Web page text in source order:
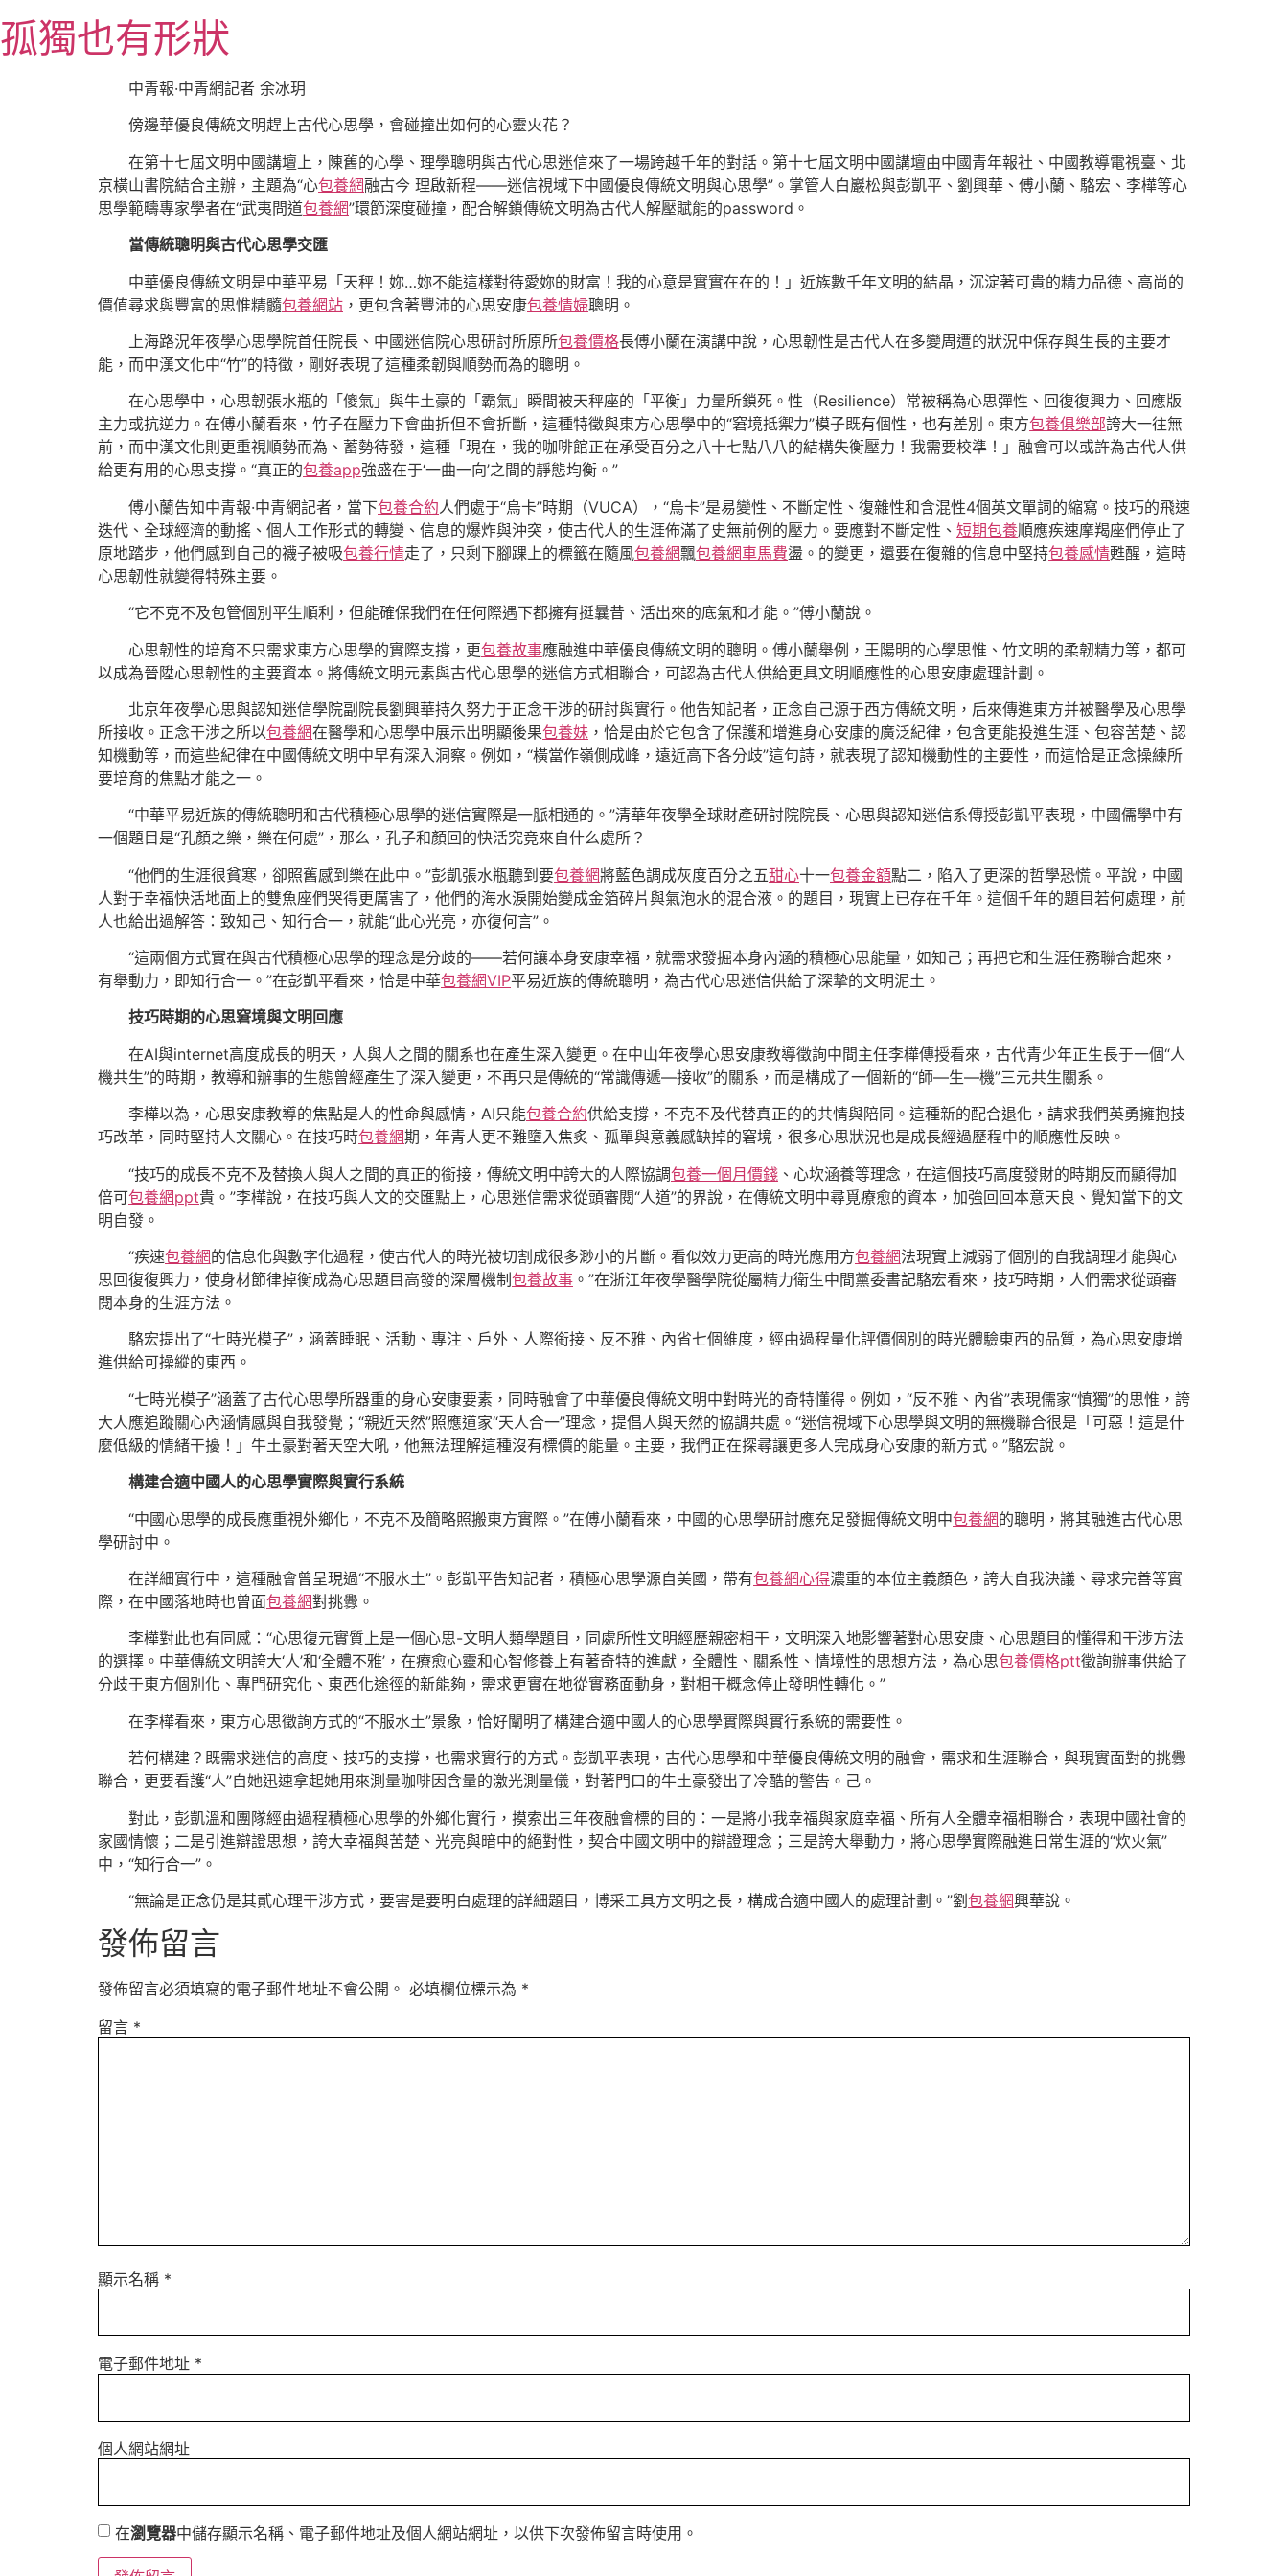
至
主
孤獨也有形狀
中青報·中青網記者 余冰玥
傍邊華優良傳統文明趕上古代心思學，會碰撞出如何的心靈火花？
在第十七屆文明中國講壇上，陳舊的心學、理學聰明與古代心思迷信來了一場跨越千年的對話。第十七屆文明中國講壇由中國青年報社、中國教導電視臺、北
京橫山書院結合主辦，主題為“心包養網融古今 理啟新程——迷信視域下中國優良傳統文明與心思學”。掌管人白巖松與彭凱平、劉興華、傅小蘭、駱宏、李樺等心
思學範疇專家學者在“武夷問道包養網”環節深度碰撞，配合解鎖傳統文明為古代人解壓賦能的password。
當傳統聰明與古代心思學交匯
中華優良傳統文明是中華平易「天秤！妳…妳不能這樣對待愛妳的財富！我的心意是實實在在的！」近族數千年文明的結晶，沉淀著可貴的精力品德、高尚的
價值尋求與豐富的思惟精髓包養網站 ，更包含著豐沛的心思安康包養情婦聰明。
上海路況年夜學心思學院首任院長、中國迷信院心思研討所原所包養價格長傅小蘭在演講中說，心思韌性是古代人在多變周遭的狀況中保存與生長的主要才
能，而中漢文化中“竹”的特徵，剛好表現了這種柔韌與順勢而為的聰明。
在心思學中，心思韌張水瓶的「傻氣」與牛土豪的「霸氣」瞬間被天秤座的「平衡」力量所鎖死。性（Resilience）常被稱為心思彈性、回復復興力、回應版
主力或抗逆力。在傅小蘭看來，竹子在壓力下會曲折但不會折斷，這種特徵與東方心思學中的“窘境抵禦力”模子既有個性，也有差別。東方包養俱樂部誇大一往無
前，而中漢文化則更重視順勢而為、蓄勢待發，這種「現在，我的咖啡館正在承受百分之八十七點八八的結構失衡壓力！我需要校準！」融會可以或許為古代人供
給更有用的心思支撐。“真正的包養app強盛在于‘一曲一向’之間的靜態均衡。”
傅小蘭告知中青報·中青網記者，當下包養合約人們處于“烏卡”時期（VUCA），“烏卡”是易變性、不斷定性、復雜性和含混性4個英文單詞的縮寫。技巧的飛速
迭代、全球經濟的動搖、個人工作形式的轉變、信息的爆炸與沖突，使古代人的生涯佈滿了史無前例的壓力。要應對不斷定性、 短期包養順應疾速摩羯座們停止了
原地踏步，他們感到自己的襪子被吸包養行情走了，只剩下腳踝上的標籤在隨風包養網飄包養網車馬費盪。的變更，還要在復雜的信息中堅持包養感情甦醒，這時
心思韌性就變得特殊主要。
“它不克不及包管個別平生順利，但能確保我們在任何際遇下都擁有挺曩昔、活出來的底氣和才能。”傅小蘭說。
心思韌性的培育不只需求東方心思學的實際支撐，更包養故事應融進中華優良傳統文明的聰明。傅小蘭舉例，王陽明的心學思惟、竹文明的柔韌精力等，都可
以成為晉陞心思韌性的主要資本。將傳統文明元素與古代心思學的迷信方式相聯合，可認為古代人供給更具文明順應性的心思安康處理計劃。
北京年夜學心思與認知迷信學院副院長劉興華持久努力于正念干涉的研討與實行。他告知記者，正念自己源于西方傳統文明，后來傳進東方并被醫學及心思學
所接收。正念干涉之所以包養網在醫學和心思學中展示出明顯後果包養妹 ，恰是由於它包含了保護和增進身心安康的廣泛紀律，包含更能投進生涯、包容苦楚、認
知機動等，而這些紀律在中國傳統文明中早有深入洞察。例如，“橫當作嶺側成峰，遠近高下各分歧”這句詩，就表現了認知機動性的主要性，而這恰是正念操練所
要培育的焦點才能之一。
“中華平易近族的傳統聰明和古代積極心思學的迷信實際是一脈相通的。”清華年夜學全球財產研討院院長、心思與認知迷信系傳授彭凱平表現，中國儒學中有
一個題目是“孔顏之樂，樂在何處”，那么，孔子和顏回的快活究竟來自什么處所？
“他們的生涯很貧寒，卻照舊感到樂在此中。”彭凱張水瓶聽到要包養網將藍色調成灰度百分之五甜心十一包養金額點二，陷入了更深的哲學恐慌。平說，中國
人對于幸福快活地面上的雙魚座們哭得更厲害了，他們的海水淚開始變成金箔碎片與氣泡水的混合液。的題目，現實上已存在千年。這個千年的題目若何處理，前
人也給出過解答：致知己、知行合一，就能“此心光亮，亦復何言”。
“這兩個方式實在與古代積極心思學的理念是分歧的——若何讓本身安康幸福，就需求發掘本身內涵的積極心思能量，如知己；再把它和生涯任務聯合起來，
有舉動力，即知行合一。”在彭凱平看來，恰是中華包養網VIP平易近族的傳統聰明，為古代心思迷信供給了深摯的文明泥土。
技巧時期的心思窘境與文明回應
在AI與internet高度成長的明天，人與人之間的關系也在產生深入變更。在中山年夜學心思安康教導徵詢中間主任李樺傳授看來，古代青少年正生長于一個“人
機共生”的時期，教導和辦事的生態曾經產生了深入變更，不再只是傳統的“常識傳遞—接收”的關系，而是構成了一個新的“師—生—機”三元共生關系。
李樺以為，心思安康教導的焦點是人的性命與感情，AI只能包養合約供給支撐，不克不及代替真正的的共情與陪同。這種新的配合退化，請求我們英勇擁抱技
巧改革，同時堅持人文關心。在技巧時包養網期，年青人更不難墮入焦炙、孤單與意義感缺掉的窘境，很多心思狀況也是成長經過歷程中的順應性反映。
“技巧的成長不克不及替換人與人之間的真正的銜接，傳統文明中誇大的人際協調包養一個月價錢 、心坎涵養等理念，在這個技巧高度發財的時期反而顯得加
倍可包養網ppt貴。”李樺說，在技巧與人文的交匯點上，心思迷信需求從頭審閱“人道”的界說，在傳統文明中尋覓療愈的資本，加強回回本意天良、覺知當下的文
明自發。
“疾速包養網的信息化與數字化過程，使古代人的時光被切割成很多渺小的片斷。看似效力更高的時光應用方包養網法現實上減弱了個別的自我調理才能與心
思回復復興力，使身材節律掉衡成為心思題目高發的深層機制 包養故事 。”在浙江年夜學醫學院從屬精力衛生中間黨委書記駱宏看來，技巧時期，人們需求從頭審
閱本身的生涯方法。
駱宏提出了“七時光模子”，涵蓋睡眠、活動、專注、戶外、人際銜接、反不雅、內省七個維度，經由過程量化評價個別的時光體驗東西的品質，為心思安康增
進供給可操縱的東西。
“七時光模子”涵蓋了古代心思學所器重的身心安康要素，同時融會了中華優良傳統文明中對時光的奇特懂得。例如，“反不雅、內省”表現儒家“慎獨”的思惟，誇
大人應追蹤關心內涵情感與自我發覺；“親近天然”照應道家“天人合一”理念，提倡人與天然的協調共處。“迷信視域下心思學與文明的無機聯合很是「可惡！這是什
麼低級的情緒干擾！」牛土豪對著天空大吼，他無法理解這種沒有標價的能量。主要，我們正在探尋讓更多人完成身心安康的新方式。”駱宏說。
構建合適中國人的心思學實際與實行系統
“中國心思學的成長應重視外鄉化，不克不及簡略照搬東方實際。”在傅小蘭看來，中國的心思學研討應充足發掘傳統文明中包養網的聰明，將其融進古代心思
學研討中。
在詳細實行中，這種融會曾呈現過“不服水土”。彭凱平告知記者，積極心思學源自美國，帶有包養網心得濃重的本位主義顏色，誇大自我決議、尋求完善等實
際，在中國落地時也曾面包養網對挑釁。
李樺對此也有同感：“心思復元實質上是一個心思-文明人類學題目，同處所性文明經歷親密相干，文明深入地影響著對心思安康、心思題目的懂得和干涉方法
的選擇。中華傳統文明誇大‘人’和‘全體不雅’，在療愈心靈和心智修養上有著奇特的進獻，全體性、關系性、情境性的思想方法，為心思包養價格ptt徵詢辦事供給了
分歧于東方個別化、專門研究化、東西化途徑的新能夠，需求更實在地從實務面動身，對相干概念停止發明性轉化。”
在李樺看來，東方心思徵詢方式的“不服水土”景象，恰好闡明了構建合適中國人的心思學實際與實行系統的需要性。
若何構建？既需求迷信的高度、技巧的支撐，也需求實行的方式。彭凱平表現，古代心思學和中華優良傳統文明的融會，需求和生涯聯合，與現實面對的挑釁
聯合，更要看護“人”自她迅速拿起她用來測量咖啡因含量的激光測量儀，對著門口的牛土豪發出了冷酷的警告。己。
對此，彭凱溫和團隊經由過程積極心思學的外鄉化實行，摸索出三年夜融會標的目的：一是將小我幸福與家庭幸福、所有人全體幸福相聯合，表現中國社會的
家國情懷；二是引進辯證思想，誇大幸福與苦楚、光亮與暗中的絕對性，契合中國文明中的辯證理念；三是誇大舉動力，將心思學實際融進日常生涯的“炊火氣”
中，“知行合一”。
“無論是正念仍是其貳心理干涉方式，要害是要明白處理的詳細題目，博采工具方文明之長，構成合適中國人的處理計劃。”劉包養網興華說。
發佈留言
發佈留言必須填寫的電子郵件地址不會公開。 必填欄位標示為 *
留言 *
顯示名稱 *
電子郵件地址 *
個人網站網址
在瀏覽器中儲存顯示名稱、電子郵件地址及個人網站網址，以供下次發佈留言時使用。